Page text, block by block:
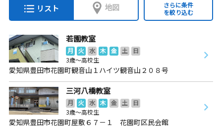
リスト 地図
さらに条件
を絞り込む
若園教室
月 火 水 木 金 土
日
3歳～高校生
愛知県豊田市花園町観音山１ハイツ観音山２０８号
三河八橋教室
月 火 水 木 金 土
日
3歳～高校生
愛知県豊田市花園町屋敷６７－１ 花園町区民会館